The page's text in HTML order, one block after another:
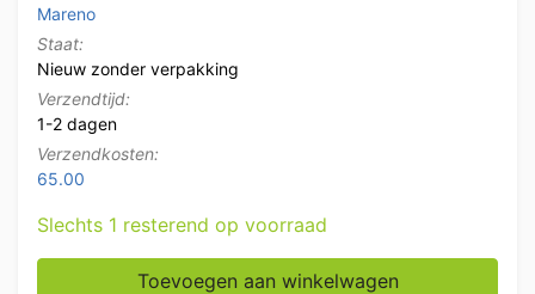
Mareno
Staat:
Nieuw zonder verpakking
Verzendtijd:
1-2 dagen
Verzendkosten:
65.00
Slechts 1 resterend op voorraad
RVS Mareno 4 pits elektrisch fornuis kookplaat 80
Toevoegen aan winkelwagen